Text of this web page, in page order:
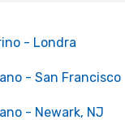
- Londra
- San Francisco
- Newark, NJ